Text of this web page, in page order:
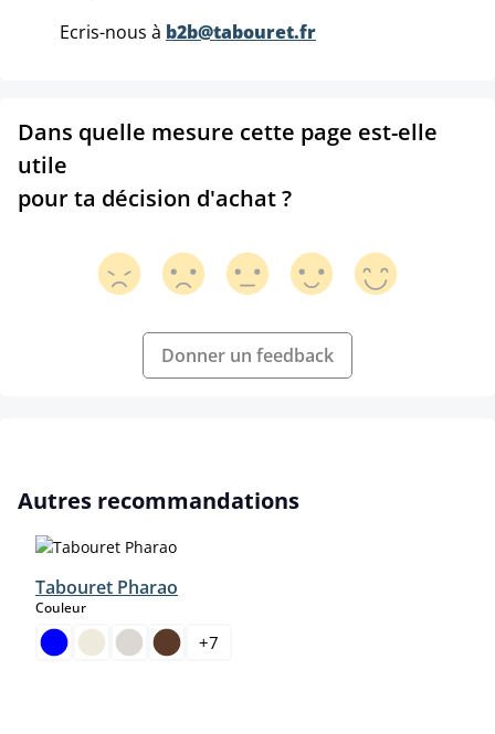
Ecris-nous à b2b@tabouret.fr
Dans quelle mesure cette page est-elle
utile
pour ta décision d'achat ?
Donner un feedback
Ignorer la galerie de produits
Autres recommandations
Tabouret Pharao
Couleurselect
+7